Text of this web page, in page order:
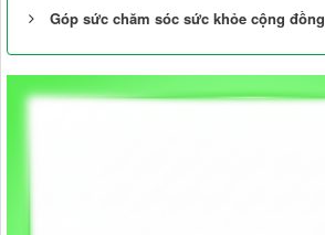
Góp sức chăm sóc sức khỏe cộng đồng